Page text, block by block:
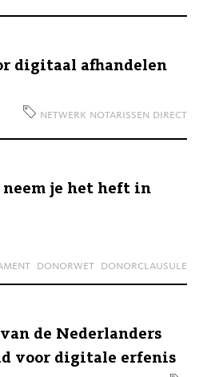
digitaal afhandelen
netwerk notarissen direct
je het heft in
donorwet donorclausule
de Nederlanders
voor digitale erfenis